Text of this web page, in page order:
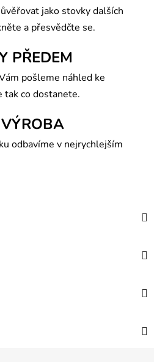
jako stovky dalších
a přesvědčte se.
PŘEDEM
pošleme náhled ke
tak co dostanete.
odbavíme v nejrychlejším